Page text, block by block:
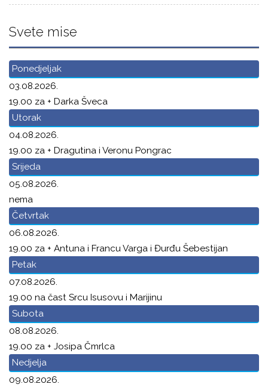
Svete mise
Ponedjeljak
03.08.2026.
19.00 za + Darka Šveca
Utorak
04.08.2026.
19.00 za + Dragutina i Veronu Pongrac
Srijeda
05.08.2026.
nema
Četvrtak
06.08.2026.
19.00 za + Antuna i Francu Varga i Đurđu Šebestijan
Petak
07.08.2026.
19.00 na čast Srcu Isusovu i Marijinu
Subota
08.08.2026.
19.00 za + Josipa Čmrlca
Nedjelja
09.08.2026.